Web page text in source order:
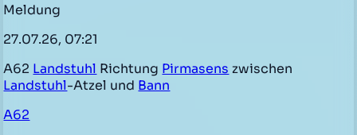
Meldung
27.07.26, 07:21
A62 Landstuhl Richtung Pirmasens zwischen
Landstuhl-Atzel und Bann
A62